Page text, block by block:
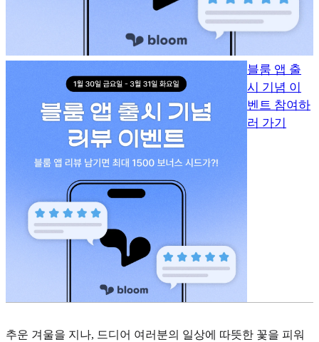
블룸 앱 출
시 기념 이
벤트 참여하
러 가기
추운 겨울을 지나, 드디어 여러분의 일상에 따뜻한 꽃을 피워